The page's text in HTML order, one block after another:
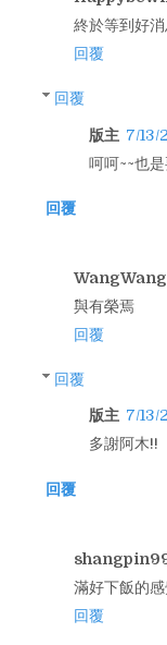
終於等到好消
回覆
回覆
版主 7/13/
呵呵~~也
回覆
^^與有榮焉
回覆
回覆
版主 7/13/
多謝阿木!!
回覆
滿好下飯的
回覆